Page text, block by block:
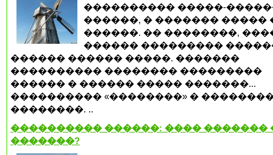
���������� �����-
������, � ������� �����
������. �� ��������,
������ ���������
������ ������ �����. �������
���������� �������� ���������
������ � ������ ����� �������...
���������� «��������» �
��������. ..
���������� ������: ���� �������
�������?